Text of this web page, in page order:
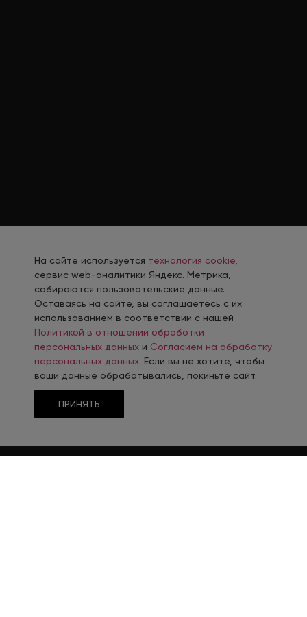
На сайте используется технология cookie
сервис web-аналитики Яндекс. Метрика,
собираются пользовательские данные.
Оставаясь на сайте, вы соглашаетесь с их
использованием в соответствии с нашей
Политикой в отношении обработки
персональных данных и Согласием на обработку
персональных данных. Если вы не хотите, чтобы
ваши данные обрабатывались, покиньте сайт.
ПРИНЯТЬ